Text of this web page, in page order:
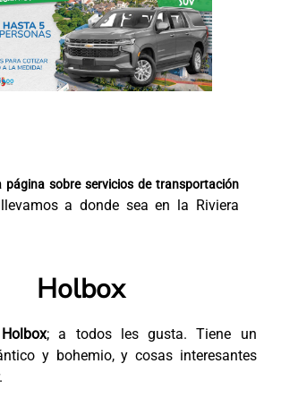
página sobre servicios de transportación
a donde sea en la Riviera
Holbox
Holbox; a todos les gusta. Tiene un
y bohemio, y cosas interesantes